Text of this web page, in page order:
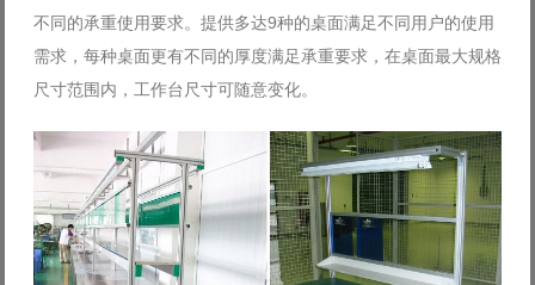
不同的承重使用要求。提供多达9种的桌面满足不同用户的使用
需求，每种桌面更有不同的厚度满足承重要求，在桌面最大规格
尺寸范围内，工作台尺寸可随意变化。